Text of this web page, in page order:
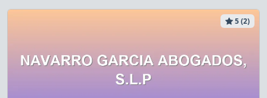
5 (2)